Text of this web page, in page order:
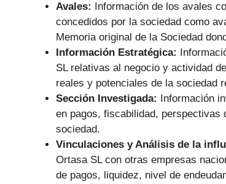
Avales: Información de los avales
concedidos por la sociedad como
Memoria original de la Sociedad
Información Estratégica:
SL relativas al negocio y actividad
reales y potenciales de la sociedad
Sección Investigada: Información
en pagos, fiscabilidad,
sociedad.
Vinculaciones y Análisis de la
Ortasa SL con otras empresas
de pagos, liquidez, nivel de